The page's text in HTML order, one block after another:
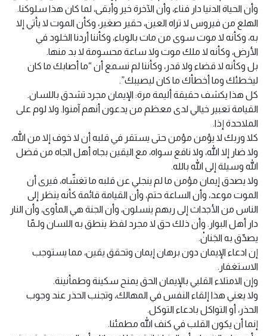
وأن الحياة الدنيا دار فناء، وأن الآخرة خير وأبقى، لما كان هذا سلوكنا.
الهلع من فيروس لا تراه العين، حقير صغير، وكأن الموت لا يأتي إلا
به، وكأنه لا موت سوى من مات بالوباء، وكأننا أردنا الخلود في
الأرض، وكأنه لا ملك موت ولا ساعة محسومة لا بد منها.
بل وكأنه لا قضاء ولا قدر، وكأننا لم نسمع أن “ما أصابك ما كان
ليخطئك وما أخطأك ما كان ليصيبك”.
كل هذا يكشف حقيقة أليمة مرة: الإيمان مجرد تشدق باللسان.
القيامة تعبير خيالي لدى معظم من يدعون أنهم آمنوا. ولا لوم على
الملاحدة إذا.
كلا وربك لا يؤمن مؤمن حتى يستقر في قلبه أن لا خوف إلا من الله،
ولا ضار إلا الله، ولا نافع سواه، مع اليقين بجاه أهل الجاه من فضل
الله وسيلة إلى الله بالله.
ولا يصدق إيمان مؤمن ما لم ينجلي عن قلبه ما تغشّاه، فيرى أن
الموت موعد، وأن الساعة حتم، وأن القيامة قائمة كأنه ينظر إلى
الناس من الأجداث إلى ربهم ينسلون، وأن الجنة هي المأوى، وأن النار
دار أهل البوار. وأن ذلك حق لا مجرد لفظ ينطق به اللسان ولـمّا
يصدّق به الجَنانْ.
إن ادعاء الإيمان دون برهان إيمان وتحقق يقين، مما يستوجب
الاستغفار.
وإن الامتلاء القلبي بالإيمان الحق يمنح سكينة وطمأنينة.
ولا يعني هذا إلقاء النفس في المهالك، وتجنب الحذر عند وجوب
الحذر، أو التواكل بادعاء التوكل.
إنما أن يكون القلب في كنف الله مطمئنا.